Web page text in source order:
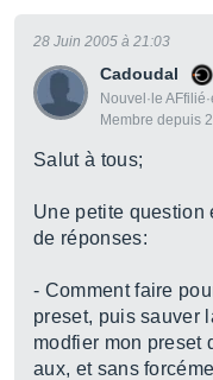
Cadoudal
Nouvel·le
Membre depuis
28 Juin 2005 à 21:03
Salut à tous;
Une petite question
de réponses:
- Comment faire
preset, puis sauver
modfier mon preset
aux, et sans